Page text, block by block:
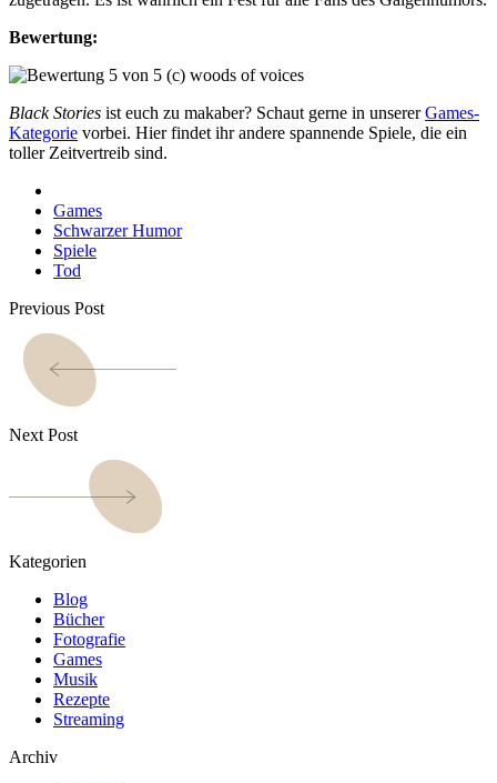
Bewertung:
Black Stories ist euch zu makaber? Schaut gerne in unsererGames-
Kategorie vorbei. Hier findet ihr andere spannende Spiele, die ein
toller Zeitvertreib sind.
Games
Schwarzer Humor
Spiele
Tod
Previous Post
Next Post
Kategorien
Blog
Bücher
Fotografie
Games
Musik
Rezepte
Streaming
Archiv